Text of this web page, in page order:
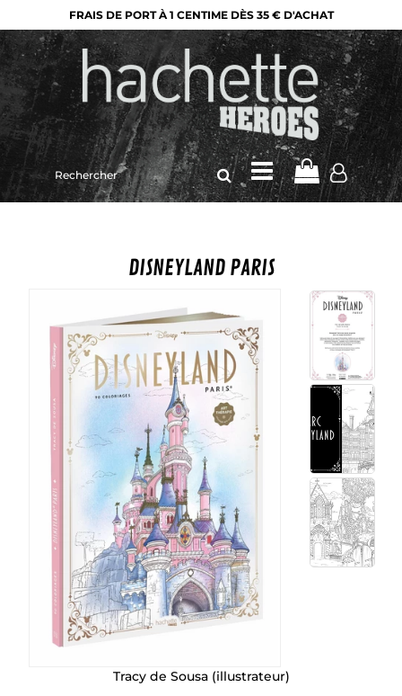
FRAIS DE PORT À 1 CENTIME DÈS 35 € D'ACHAT
Rechercher
sur
le
DISNEYLAND PARIS
Tracy de Sousa(illustrateur)